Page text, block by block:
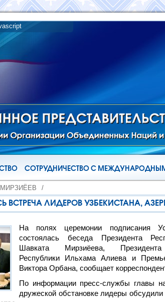
СОТРУДНИЧЕСТВО С
/
ВСТРЕЧА ЛИДЕРОВ УЗБЕКИСТАНА,
На полях церемонии подписания
состоялась беседа Президента
Шавката Мирзиёева, Президента
Республики Ильхама Алиева и
Виктора Орбана, сообщает
По информации пресс-службы главы
дружеской обстановке лидеры